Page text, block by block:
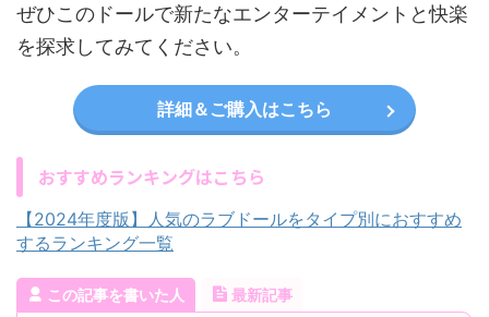
ぜひこのドールで新たなエンターテイメントと快楽
を探求してみてください。
詳細＆ご購入はこちら
おすすめランキングはこちら
【2024年度版】人気のラブドールをタイプ別におすすめ
するランキング一覧
この記事を書いた人 最新記事